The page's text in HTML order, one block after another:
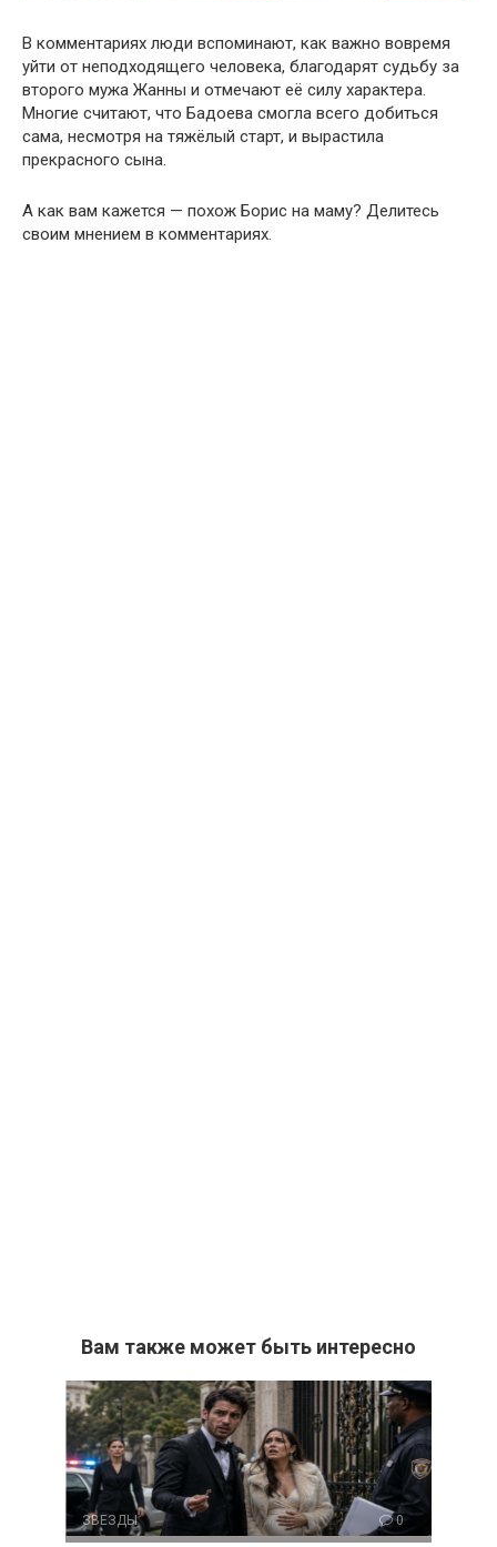
В комментариях люди вспоминают, как важно вовремя
уйти от неподходящего человека, благодарят судьбу за
второго мужа Жанны и отмечают её силу характера.
Многие считают, что Бадоева смогла всего добиться
сама, несмотря на тяжёлый старт, и вырастила
прекрасного сына.
А как вам кажется — похож Борис на маму? Делитесь
своим мнением в комментариях.
Вам также может быть интересно
ЗВЕЗДЫ 0